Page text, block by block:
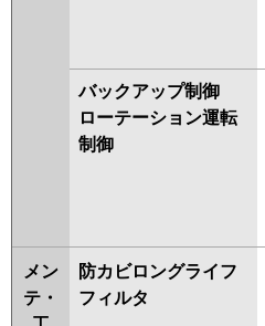
バックアップ制御
ローテーション運転
制御
メン
テ・
防カビロングライフ
フィルタ